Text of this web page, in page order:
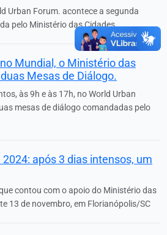
Urban Forum. acontece a segunda
pelo Ministério das Cidades
Mundial, o Ministério das
Mesas de Diálogo.
às 9h e às 17h, no World Urban
mesas de diálogo comandadas pelo
2024: após 3 dias intensos, um
contou com o apoio do Ministério das
13 de novembro, em Florianópolis/SC